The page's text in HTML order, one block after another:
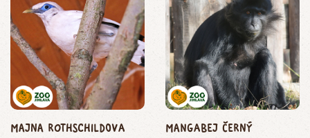
majna Rothschildova mangabej černý